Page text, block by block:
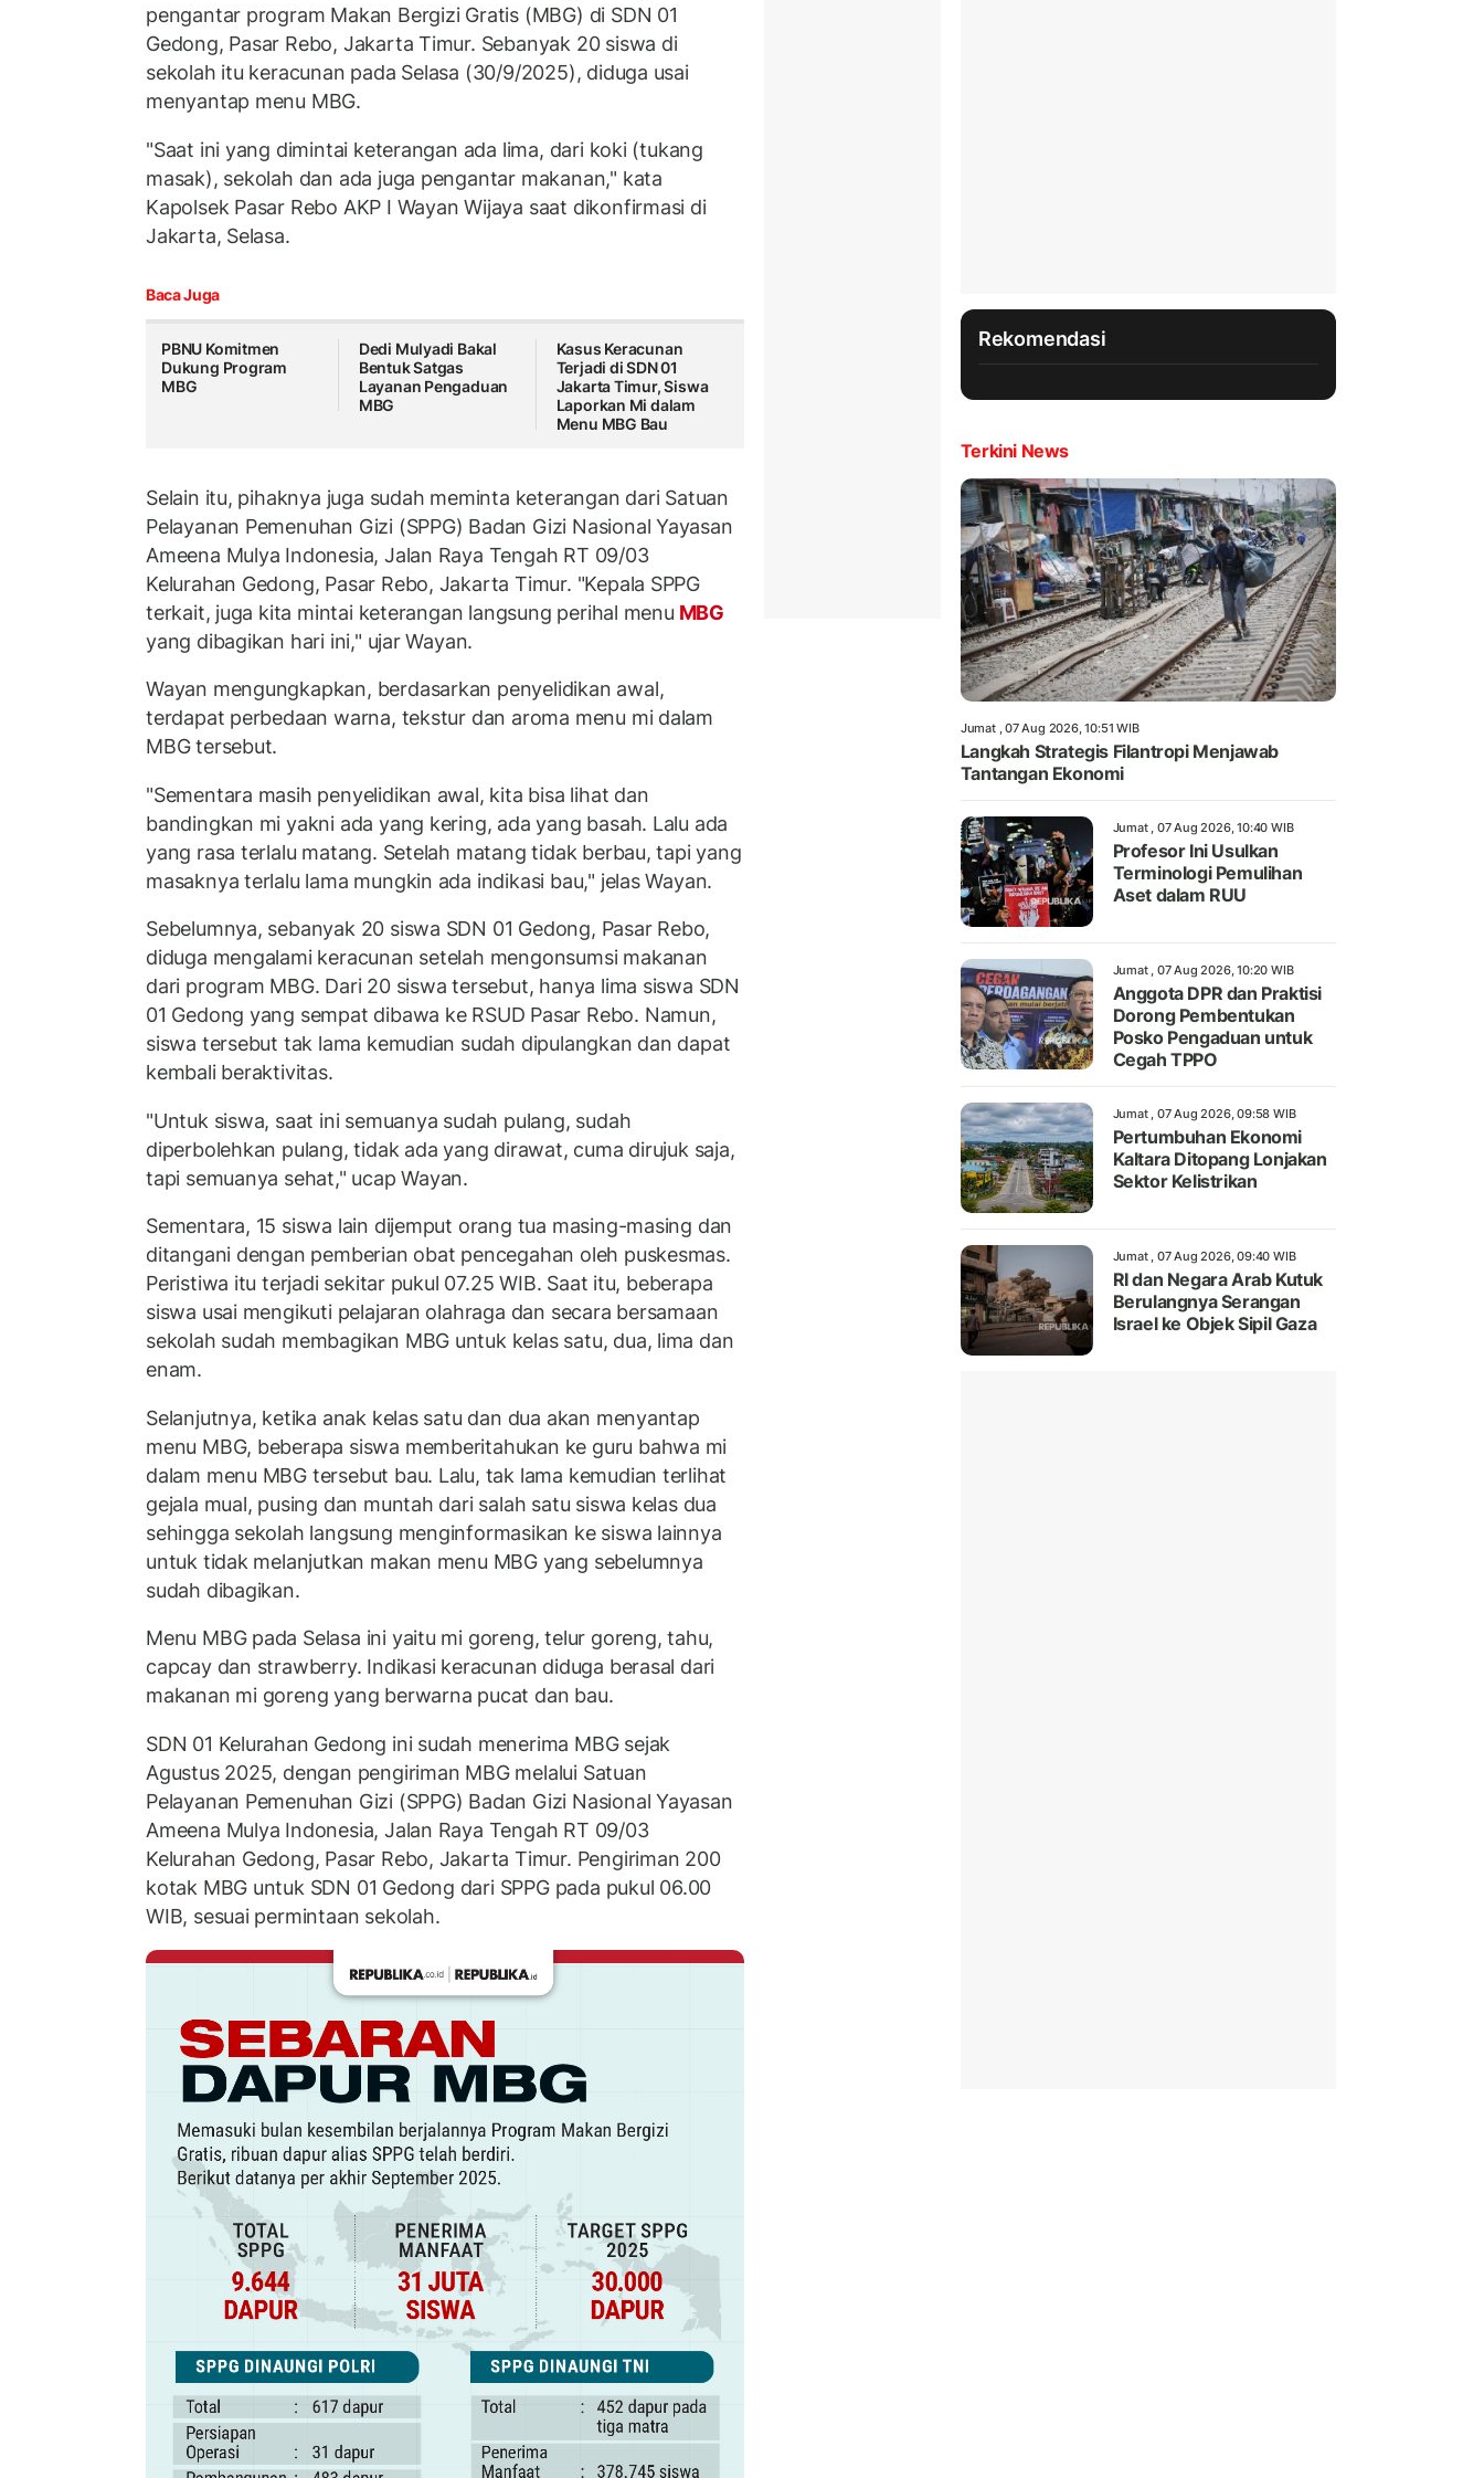
pengantar program Makan Bergizi Gratis (MBG) di SDN 01
Gedong, Pasar Rebo, Jakarta Timur. Sebanyak 20 siswa di
sekolah itu keracunan pada Selasa (30/9/2025), diduga usai
menyantap menu MBG.
"Saat ini yang dimintai keterangan ada lima, dari koki (tukang
masak), sekolah dan ada juga pengantar makanan," kata
Kapolsek Pasar Rebo AKP I Wayan Wijaya saat dikonfirmasi di
Jakarta, Selasa.
Baca Juga
PBNU Komitmen
Dukung Program
MBG
Dedi Mulyadi Bakal
Bentuk Satgas
Layanan Pengaduan
MBG
Kasus Keracunan
Terjadi di SDN 01
Jakarta Timur, Siswa
Laporkan Mi dalam
Menu MBG Bau
Selain itu, pihaknya juga sudah meminta keterangan dari Satuan
Pelayanan Pemenuhan Gizi (SPPG) Badan Gizi Nasional Yayasan
Ameena Mulya Indonesia, Jalan Raya Tengah RT 09/03
Kelurahan Gedong, Pasar Rebo, Jakarta Timur. "Kepala SPPG
terkait, juga kita mintai keterangan langsung perihal menu MBG
yang dibagikan hari ini," ujar Wayan.
Wayan mengungkapkan, berdasarkan penyelidikan awal,
terdapat perbedaan warna, tekstur dan aroma menu mi dalam
MBG tersebut.
"Sementara masih penyelidikan awal, kita bisa lihat dan
bandingkan mi yakni ada yang kering, ada yang basah. Lalu ada
yang rasa terlalu matang. Setelah matang tidak berbau, tapi yang
masaknya terlalu lama mungkin ada indikasi bau," jelas Wayan.
Sebelumnya, sebanyak 20 siswa SDN 01 Gedong, Pasar Rebo,
diduga mengalami keracunan setelah mengonsumsi makanan
dari program MBG. Dari 20 siswa tersebut, hanya lima siswa SDN
01 Gedong yang sempat dibawa ke RSUD Pasar Rebo. Namun,
siswa tersebut tak lama kemudian sudah dipulangkan dan dapat
kembali beraktivitas.
"Untuk siswa, saat ini semuanya sudah pulang, sudah
diperbolehkan pulang, tidak ada yang dirawat, cuma dirujuk saja,
tapi semuanya sehat," ucap Wayan.
Sementara, 15 siswa lain dijemput orang tua masing-masing dan
ditangani dengan pemberian obat pencegahan oleh puskesmas.
Peristiwa itu terjadi sekitar pukul 07.25 WIB. Saat itu, beberapa
siswa usai mengikuti pelajaran olahraga dan secara bersamaan
sekolah sudah membagikan MBG untuk kelas satu, dua, lima dan
enam.
Selanjutnya, ketika anak kelas satu dan dua akan menyantap
menu MBG, beberapa siswa memberitahukan ke guru bahwa mi
dalam menu MBG tersebut bau. Lalu, tak lama kemudian terlihat
gejala mual, pusing dan muntah dari salah satu siswa kelas dua
sehingga sekolah langsung menginformasikan ke siswa lainnya
untuk tidak melanjutkan makan menu MBG yang sebelumnya
sudah dibagikan.
Menu MBG pada Selasa ini yaitu mi goreng, telur goreng, tahu,
capcay dan strawberry. Indikasi keracunan diduga berasal dari
makanan mi goreng yang berwarna pucat dan bau.
SDN 01 Kelurahan Gedong ini sudah menerima MBG sejak
Agustus 2025, dengan pengiriman MBG melalui Satuan
Pelayanan Pemenuhan Gizi (SPPG) Badan Gizi Nasional Yayasan
Ameena Mulya Indonesia, Jalan Raya Tengah RT 09/03
Kelurahan Gedong, Pasar Rebo, Jakarta Timur. Pengiriman 200
kotak MBG untuk SDN 01 Gedong dari SPPG pada pukul 06.00
WIB, sesuai permintaan sekolah.
Rekomendasi
Terkini News
Jumat , 07 Aug 2026, 10:51 WIB
Langkah Strategis Filantropi Menjawab
Tantangan Ekonomi
Jumat , 07 Aug 2026, 10:40 WIB
Profesor Ini Usulkan
Terminologi Pemulihan
Aset dalam RUU
Jumat , 07 Aug 2026, 10:20 WIB
Anggota DPR dan Praktisi
Dorong Pembentukan
Posko Pengaduan untuk
Cegah TPPO
Jumat , 07 Aug 2026, 09:58 WIB
Pertumbuhan Ekonomi
Kaltara Ditopang Lonjakan
Sektor Kelistrikan
Jumat , 07 Aug 2026, 09:40 WIB
RI dan Negara Arab Kutuk
Berulangnya Serangan
Israel ke Objek Sipil Gaza